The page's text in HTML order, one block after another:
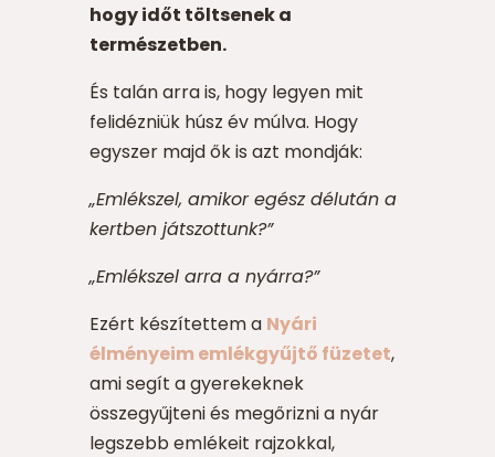
hogy időt töltsenek a
természetben.
És talán arra is, hogy legyen mit
felidézniük húsz év múlva. Hogy
egyszer majd ők is azt mondják:
„Emlékszel, amikor egész délután a
kertben játszottunk?”
„Emlékszel arra a nyárra?”
Ezért készítettem a Nyári
élményeim emlékgyűjtő füzetet,
ami segít a gyerekeknek
összegyűjteni és megőrizni a nyár
legszebb emlékeit rajzokkal,